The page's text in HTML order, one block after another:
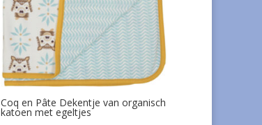
Coq en Pâte Dekentje van organisch
katoen met egeltjes